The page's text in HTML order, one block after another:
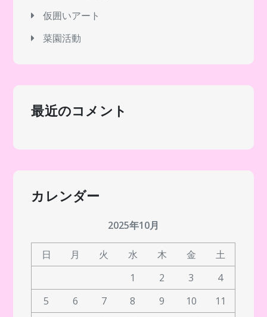
仮囲いアート
菜園活動
最近のコメント
カレンダー
2025年10月
日 月 火 水 木 金
土
1
2 3
4
5
6 7 8 9 10
11